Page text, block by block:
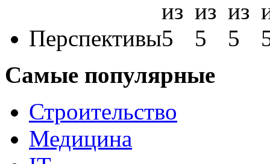
Перспективы
Самые популярные
Строительство
Медицина